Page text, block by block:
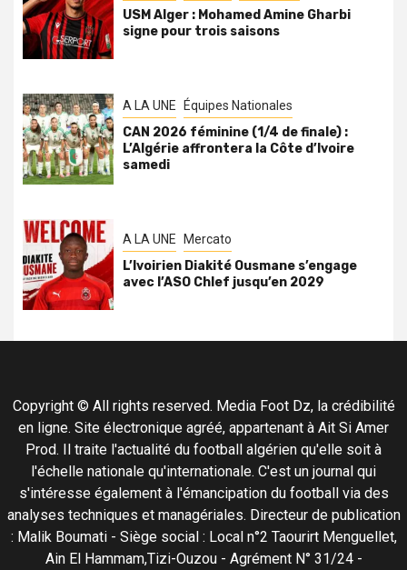
USM Alger : Mohamed Amine Gharbi
signe pour trois saisons
A LA UNE Équipes Nationales
CAN 2026 féminine (1/4 de finale) :
L’Algérie affrontera la Côte d’Ivoire
samedi
A LA UNE Mercato
L’Ivoirien Diakité Ousmane s’engage
avec l’ASO Chlef jusqu’en 2029
Copyright © All rights reserved. Media Foot Dz, la crédibilité
en ligne. Site électronique agréé, appartenant à Ait Si Amer
Prod. Il traite l'actualité du football algérien qu'elle soit à
l'échelle nationale qu'internationale. C'est un journal qui
s'intéresse également à l'émancipation du football via des
analyses techniques et managériales. Directeur de publication
: Malik Boumati - Siège social : Local n°2 Taourirt Menguellet,
Ain El Hammam,Tizi-Ouzou - Agrément N° 31/24 -